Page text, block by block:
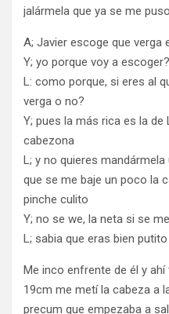
jalármela que ya se me
A; Javier escoge que
Y; yo porque voy a escoger?
L: como porque, si eres al
verga o no?
Y; pues la más rica es la
cabezona
L; y no quieres
que se me baje un poco la
pinche culito
Y; no se we, la neta si se
L; sabia que eras bien
Me inco enfrente de él y
19cm me metí la cabeza a
precum que empezaba a